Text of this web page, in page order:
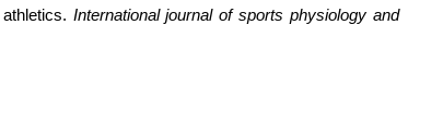
International journal of sports physiology and